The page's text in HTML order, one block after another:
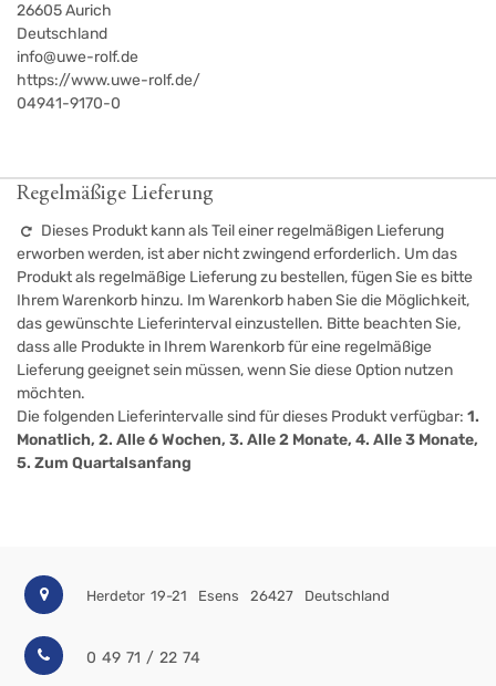
26605Aurich
Deutschland
info@uwe-rolf.de
https://www.uwe-rolf.de/
04941-9170-0
Regelmäßige Lieferung
Dieses Produkt kann als Teil einer regelmäßigen Lieferung
erworben werden, ist aber nicht zwingend erforderlich. Um das
Produkt als regelmäßige Lieferung zu bestellen, fügen Sie es bitte
Ihrem Warenkorb hinzu. Im Warenkorb haben Sie die Möglichkeit,
das gewünschte Lieferinterval einzustellen. Bitte beachten Sie,
dass alle Produkte in Ihrem Warenkorb für eine regelmäßige
Lieferung geeignet sein müssen, wenn Sie diese Option nutzen
möchten.
Die folgenden Lieferintervalle sind für dieses Produkt verfügbar: 1.
Monatlich, 2. Alle 6 Wochen, 3. Alle 2 Monate, 4. Alle 3 Monate,
5. Zum Quartalsanfang
Herdetor 19-21 Esens 26427 Deutschland
0 49 71 / 22 74